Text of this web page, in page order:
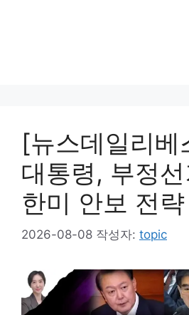
[뉴스데일리베
대통령, 부정
한미 안보 전략
2026-08-08 작성자: topic